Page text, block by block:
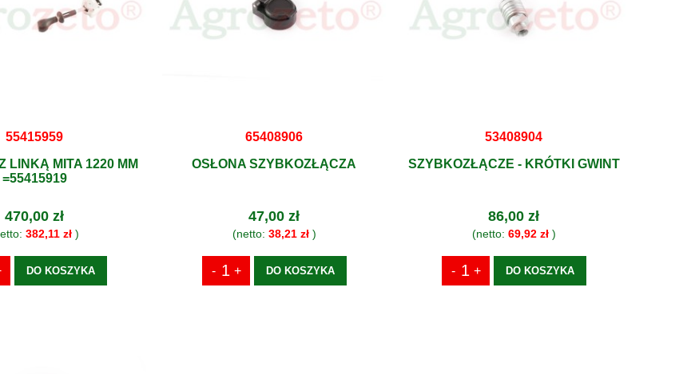
55415959
LINKĄ MITA 1220 MM
=55415919
470,00 zł
382,11 zł )
DO KOSZYKA
65408906
OSŁONA SZYBKOZŁĄCZA
47,00 zł
(netto: 38,21 zł)
DO KOSZYKA
53408904
SZYBKOZŁĄCZE - KRÓTKI GWINT
86,00 zł
(netto: 69,92 zł)
DO KOSZYKA